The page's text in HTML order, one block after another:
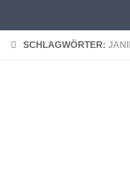
SCHLAGWÖRTER: